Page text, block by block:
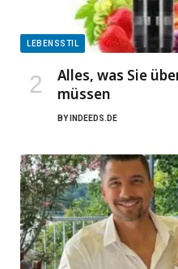
LEBENSSTIL
Alles, was Sie
müssen
BY INDEEDS.DE